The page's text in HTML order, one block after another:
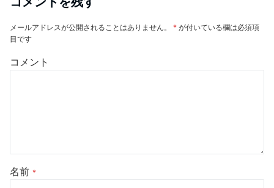
メールアドレスが公開されることはありません。 * が付いている欄は必須項
目です
コメント
名前 *